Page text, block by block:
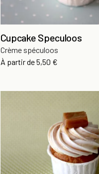
Cupcake Speculoos
Crème spéculoos
À partir dePrix
5,50 €